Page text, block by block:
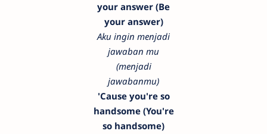
your answer (Be
your answer)
Aku ingin menjadi
jawaban mu
(menjadi
jawabanmu)
'Cause you're so
handsome (You're
so handsome)